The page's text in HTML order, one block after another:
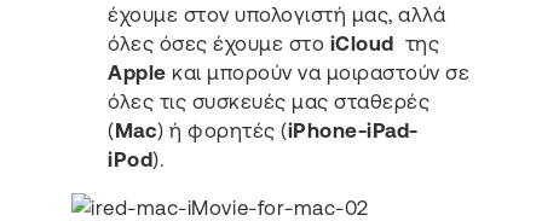
έχουμε στον υπολογιστή μας, αλλά
όλες όσες έχουμε στο iCloud της
Apple και μπορούν να μοιραστούν σε
όλες τις συσκευές μας σταθερές
(Mac) ή φορητές (iPhone-iPad-
iPod).